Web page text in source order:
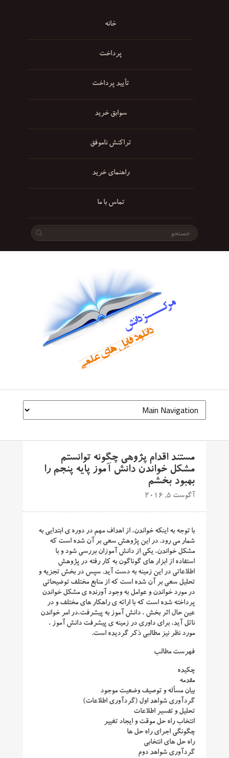
خانه
پرداخت
تأیید پرداخت
سوابق خرید
تراکنش ناموفق
راهنمای خرید
تماس با ما
مستند اقدام پژوهی چگونه توانستم
مشکل خواندن دانش آموز پایه پنجم را
بهبود بخشم
آگوست 5, 2016
با توجه به اینکه خواندن، از اهداف مهم در دوره ی ابتدایی به
شمار می رود. در این پژوهش سعی بر آن شده است که
مشکل خواندن، یکی از دانش آموزان بررسی شود و با
استفاده از ابزار های گوناگون به کار رفته در پژوهش
اطلاعاتی در این زمینه به دست آید. سپس در بخش تجزیه و
تحلیل سعی بر آن شده است که از منابع مختلف توضیحاتی
در مورد خواندن و عوامل به وجود آورنده ی مشکل خواندن
پرداخته شده است که با ارائه ی راهکار های مختلف و در
عین حال اثر بخش ، دانش آموز به پیشرفت،در امر خواندن
نائل آید، برای داوری در زمینه ی پیشرفت دانش آموز ،
مورد نظر نیز مطالبی ذکر گردیده است.
فهرست مطالب
چکیده
مقدمه
بیان مسأله و توصیف وضعیت موجود
گردآوری شواهد اول (گردآوری اطلاعات)
تحلیل و تفسیر اطلاعات
انتخاب راه حل موقت و ایجاد تغییر
چگونگی اجرای راه حل ها
راه حل های انتخابی
گردآوری شواهد دوم